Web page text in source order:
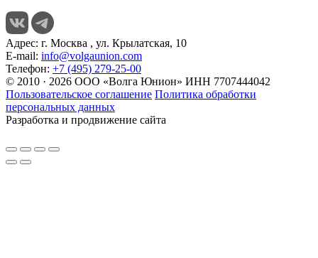
Адрес: г. Москва , ул. Крылатская, 10
E-mail: info@volgaunion.com
Телефон: +7 (495) 279-25-00
© 2010 · 2026 ООО «Волга Юнион» ИНН 7707444042
Пользовательское соглашение Политика обработки
персональных данных
Разработка и продвижение сайта